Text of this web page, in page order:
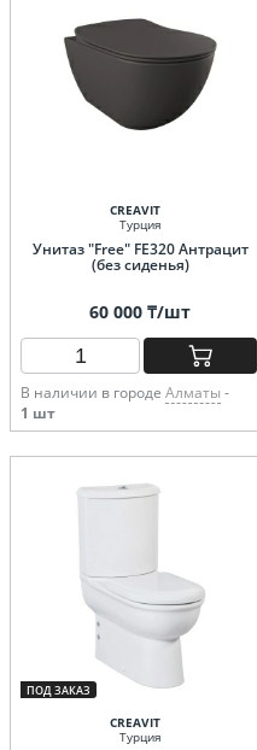
CREAVIT
Турция
Унитаз "Free" FE320 Антрацит
(без сиденья)
60 000 ₸/шт
В наличии в городе Алматы -
1 шт
ПОД ЗАКАЗ
CREAVIT
Турция